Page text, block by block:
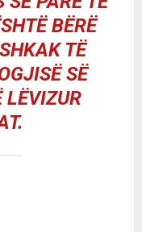
BËRË
TË
SË
LËVIZUR